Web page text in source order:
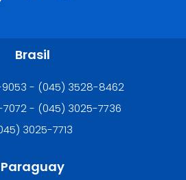
Brasil
- (045) 3528-8462
- (045) 3025-7736
3025-7713
Paraguay